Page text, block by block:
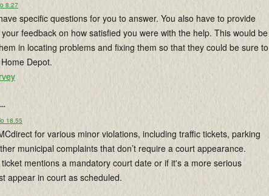
8.27
specific questions for you to answer. You also have to provide
feedback on how satisfied you were with the help. This would be
in locating problems and fixing them so that they could be sure to
Depot.
18.55
for various minor violations, including traffic tickets, parking
municipal complaints that don’t require a court appearance.
mentions a mandatory court date or if it's a more serious
appear in court as scheduled.